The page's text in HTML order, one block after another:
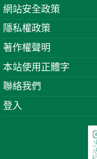
網站安全政策
隱私權政策
著作權聲明
本站使用正體字
聯絡我們
登入